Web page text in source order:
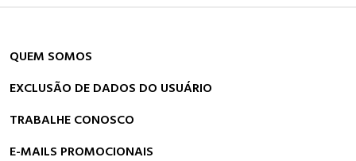
QUEM SOMOS
EXCLUSÃO DE DADOS DO USUÁRIO
TRABALHE CONOSCO
E-MAILS PROMOCIONAIS